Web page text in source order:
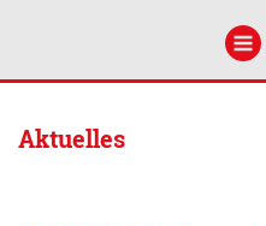
Aktuelles